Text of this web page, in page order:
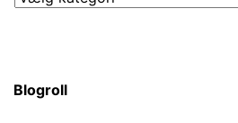
Blogroll